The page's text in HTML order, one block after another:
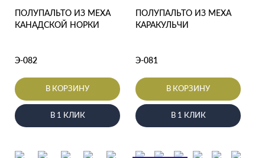
ПОЛУПАЛЬТО ИЗ МЕХА
КАНАДСКОЙ НОРКИ
Э-082
В КОРЗИНУ
В 1 КЛИК
ПОЛУПАЛЬТО ИЗ МЕХА
КАРАКУЛЬЧИ
Э-081
В КОРЗИНУ
В 1 КЛИК